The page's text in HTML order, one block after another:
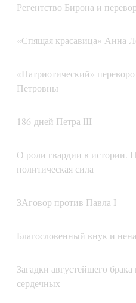
Регентство Бирона и
«Спящая красавица» Анна
«Патриотический»
Петровны
186 дней Петра III
О роли гвардии в истории.
политическая сила
ЗАговор против Павла I
Благословенный внук и
Загадки августейшего брака
сердечных